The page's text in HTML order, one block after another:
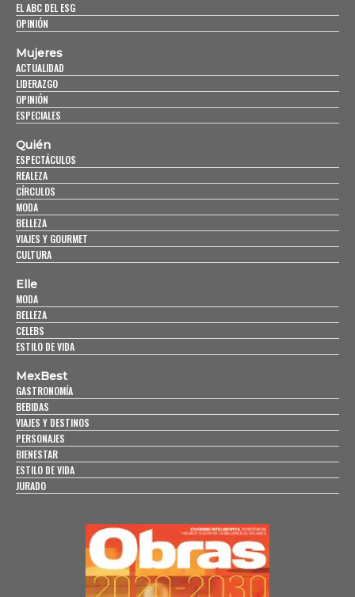
EL ABC DEL ESG
OPINIÓN
Mujeres
ACTUALIDAD
LIDERAZGO
OPINIÓN
ESPECIALES
Quién
ESPECTÁCULOS
REALEZA
CÍRCULOS
MODA
BELLEZA
VIAJES Y GOURMET
CULTURA
Elle
MODA
BELLEZA
CELEBS
ESTILO DE VIDA
MexBest
GASTRONOMÍA
BEBIDAS
VIAJES Y DESTINOS
PERSONAJES
BIENESTAR
ESTILO DE VIDA
JURADO